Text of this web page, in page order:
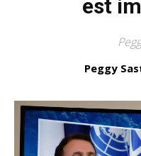
est
Peggy